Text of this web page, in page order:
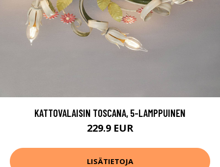
KATTOVALAISIN TOSCANA, 5-LAMPPUINEN
229.9 EUR
LISÄTIETOJA